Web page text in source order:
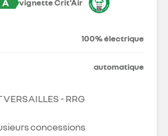
vignette Crit'Air
100% électrique
automatique
VERSAILLES - RRG
concessions